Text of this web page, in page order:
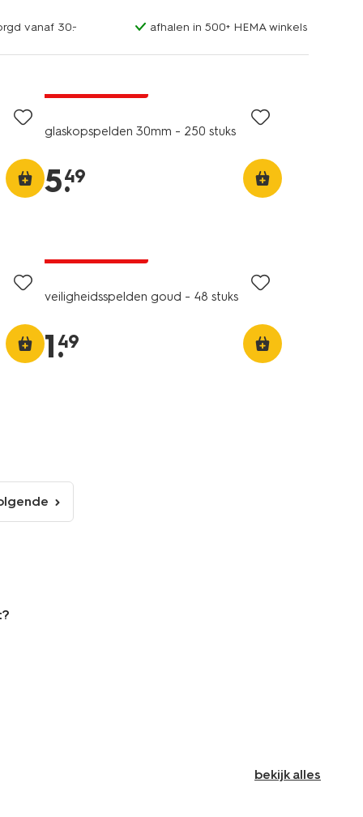
vanaf 30.- afhalen in 500+ HEMA winkels
glaskopspelden 30mm - 250 stuks
5.
49
veiligheidsspelden goud - 48 stuks
1.
49
volgende
pagina
bekijk alles